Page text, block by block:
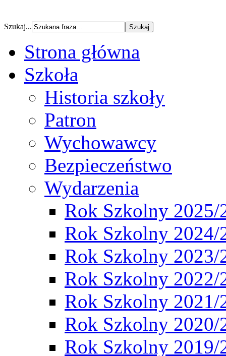
Szukaj...
Strona główna
Szkoła
Historia szkoły
Patron
Wychowawcy
Bezpieczeństwo
Wydarzenia
Rok Szkolny 2025/
Rok Szkolny 2024/
Rok Szkolny 2023/
Rok Szkolny 2022/
Rok Szkolny 2021/
Rok Szkolny 2020/
Rok Szkolny 2019/